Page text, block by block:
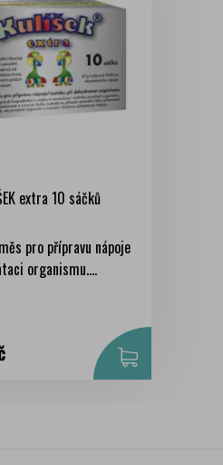
extra 10 sáčků
pro přípravu nápoje
organismu....